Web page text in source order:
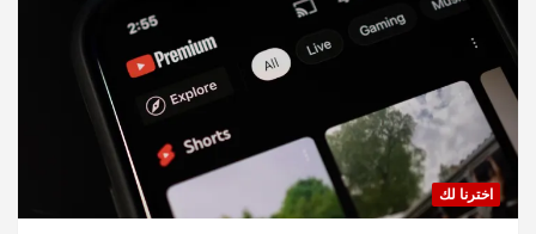
اخترنا لك